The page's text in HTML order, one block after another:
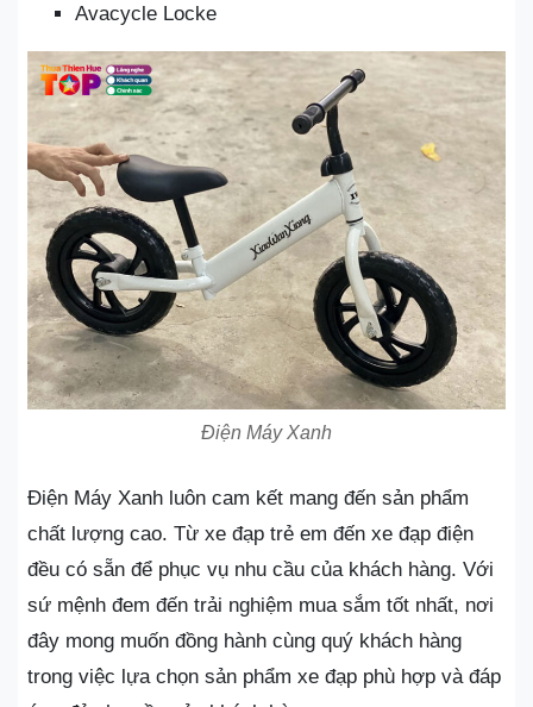
Avacycle Locke
Điện Máy Xanh
Điện Máy Xanh luôn cam kết mang đến sản phẩm
chất lượng cao. Từ xe đạp trẻ em đến xe đạp điện
đều có sẵn để phục vụ nhu cầu của khách hàng. Với
sứ mệnh đem đến trải nghiệm mua sắm tốt nhất, nơi
đây mong muốn đồng hành cùng quý khách hàng
trong việc lựa chọn sản phẩm xe đạp phù hợp và đáp